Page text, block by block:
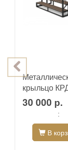
крыльцо
30 000 р.
:
В